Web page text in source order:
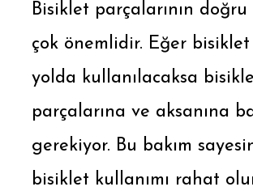
Bisiklet parçalarının doğru
çok önemlidir. Eğer
yolda kullanılacaksa
parçalarına ve aksanına
gerekiyor. Bu bakım
bisiklet kullanımı rahat